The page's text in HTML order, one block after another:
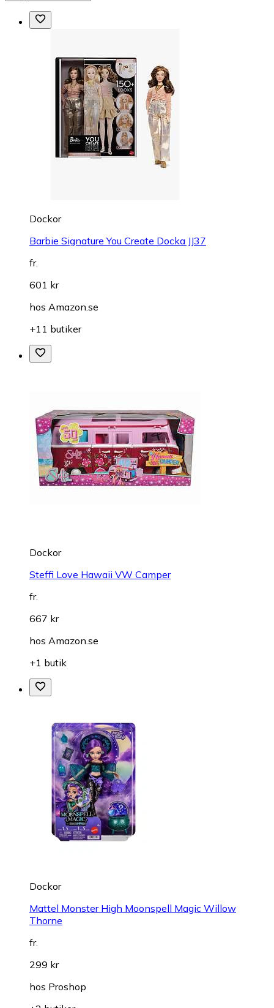
Dockor
Barbie Signature You Create Docka JJ37
fr.
601 kr
hos Amazon.se
+11 butiker
Dockor
Steffi Love Hawaii VW Camper
fr.
667 kr
hos Amazon.se
+1 butik
Dockor
Mattel Monster High Moonspell Magic Willow
Thorne
fr.
299 kr
hos Proshop